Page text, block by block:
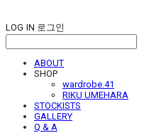
LOG IN 로그인
ABOUT
SHOP
wardrobe.41
RIKU UMEHARA
STOCKISTS
GALLERY
Q & A